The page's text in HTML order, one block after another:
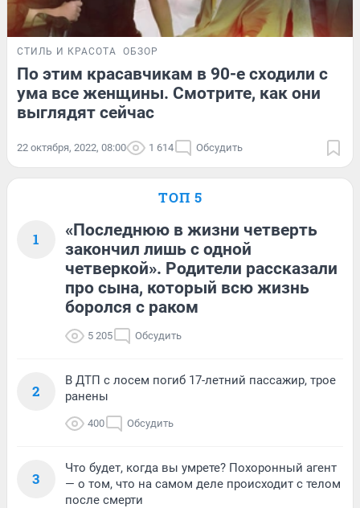
СТИЛЬ И КРАСОТА ОБЗОР
По этим красавчикам в 90-е сходили с
ума все женщины. Смотрите, как они
выглядят сейчас
22 октября, 2022, 08:00 1 614 Обсудить
ТОП 5
1
«Последнюю в жизни четверть
закончил лишь с одной
четверкой». Родители рассказали
про сына, который всю жизнь
боролся с раком
5 205 Обсудить
2
В ДТП с лосем погиб 17-летний пассажир, трое
ранены
400 Обсудить
3
Что будет, когда вы умрете? Похоронный агент
— о том, что на самом деле происходит с телом
после смерти